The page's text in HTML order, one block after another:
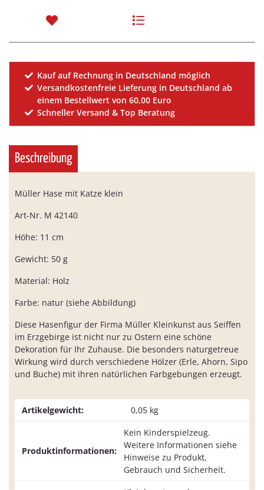
Kauf auf Rechnung in Deutschland möglich
Versandkostenfreie Lieferung in Deutschland ab
einem Bestellwert von 60,00 Euro
Schneller Versand & Top Beratung
Beschreibung
Müller Hase mit Katze klein
Art-Nr. M 42140
Höhe: 11 cm
Gewicht: 50 g
Material: Holz
Farbe: natur (siehe Abbildung)
Diese Hasenfigur der Firma Müller Kleinkunst aus Seiffen
im Erzgebirge ist nicht nur zu Ostern eine schöne
Dekoration für Ihr Zuhause. Die besonders naturgetreue
Wirkung wird durch verschiedene Hölzer (Erle, Ahorn, Sipo
und Buche) mit ihren natürlichen Farbgebungen erzeugt.
Artikelgewicht: 0,05 kg
Produktinformationen:
Kein Kinderspielzeug.
Weitere Informationen siehe
Hinweise zu Produkt,
Gebrauch und Sicherheit.